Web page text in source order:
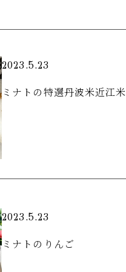
2023.5.23
ミナトの特選丹波米近江米
2023.5.23
ミナトのりんご